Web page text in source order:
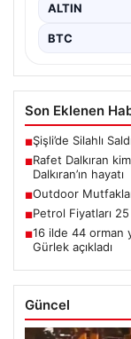
ALTIN
BTC
Son Eklenen
■Şişli’de Silahlı
■Rafet Dalkıran
Dalkıran’ın hayatı
■Outdoor
■Petrol Fiyatları
■16 ilde 44 orman
Gürlek açıkladı
Güncel